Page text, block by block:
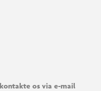
os via e-mail